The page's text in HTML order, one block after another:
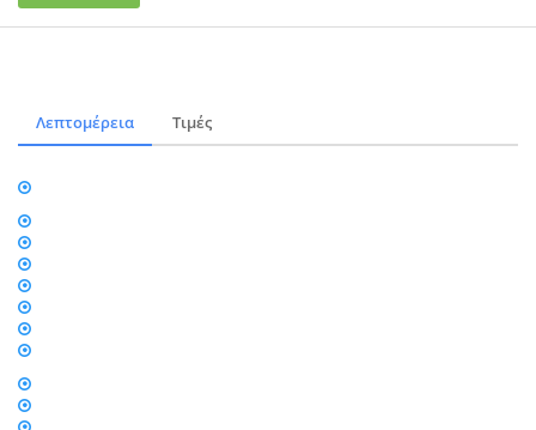
Λεπτομέρεια Τιμές